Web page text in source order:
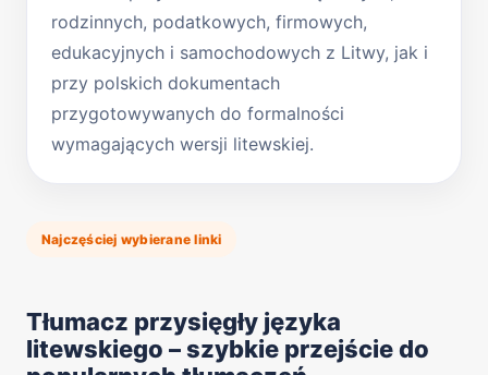
rodzinnych, podatkowych, firmowych,
edukacyjnych i samochodowych z Litwy, jak i
przy polskich dokumentach
przygotowywanych do formalności
wymagających wersji litewskiej.
Najczęściej wybierane linki
Tłumacz przysięgły języka
litewskiego – szybkie przejście do